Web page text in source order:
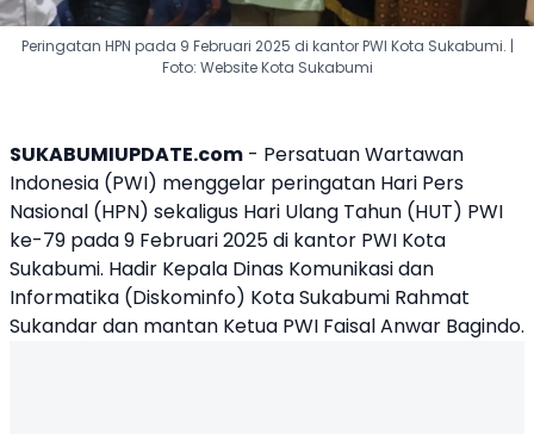
Peringatan HPN pada 9 Februari 2025 di kantor PWI Kota Sukabumi. |
Foto: Website Kota Sukabumi
SUKABUMIUPDATE.com - Persatuan Wartawan
Indonesia (PWI) menggelar peringatan Hari Pers
Nasional (HPN) sekaligus Hari Ulang Tahun (HUT) PWI
ke-79 pada 9 Februari 2025 di kantor PWI Kota
Sukabumi. Hadir Kepala Dinas Komunikasi dan
Informatika (Diskominfo) Kota Sukabumi Rahmat
Sukandar dan mantan Ketua PWI Faisal Anwar Bagindo.